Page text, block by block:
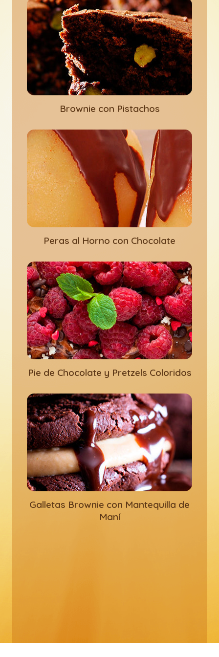
Brownie con Pistachos
Peras al Horno con Chocolate
Pie de Chocolate y Pretzels Coloridos
Galletas Brownie con Mantequilla de
Maní